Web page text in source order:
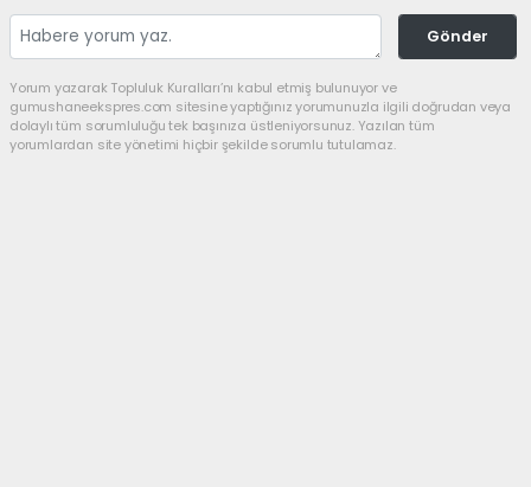
Gönder
Yorum yazarak Topluluk Kuralları’nı kabul etmiş bulunuyor ve
gumushaneekspres.com sitesine yaptığınız yorumunuzla ilgili doğrudan veya
dolaylı tüm sorumluluğu tek başınıza üstleniyorsunuz. Yazılan tüm
yorumlardan site yönetimi hiçbir şekilde sorumlu tutulamaz.